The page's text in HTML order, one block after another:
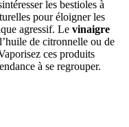
les bestioles à
pour éloigner les
agressif. Le vinaigre
de citronnelle ou de
ces produits
à se regrouper.